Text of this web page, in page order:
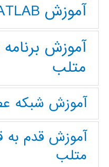
آموزش MATLAB
آموزش
متلب
آموزش شبکه
آموزش قدم به
متلب